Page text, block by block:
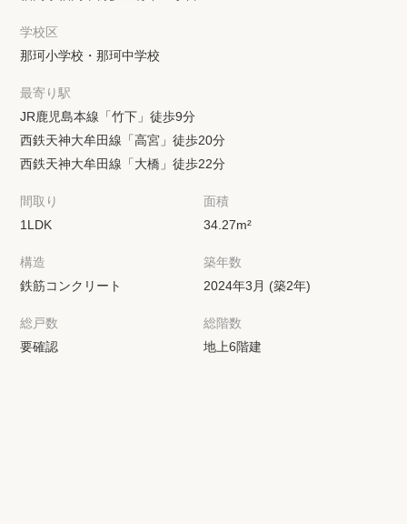
学校区
那珂小学校・那珂中学校
最寄り駅
JR鹿児島本線「竹下」徒歩9分
西鉄天神大牟田線「高宮」徒歩20分
西鉄天神大牟田線「大橋」徒歩22分
間取り
1LDK
面積
34.27m²
構造
鉄筋コンクリート
築年数
2024年3月 (築2年)
総戸数
要確認
総階数
地上6階建